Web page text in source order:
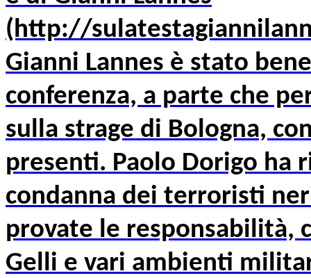
(http://
Gianni Lannes è stato
conferenza, a parte che
sulla strage di Bologna,
presenti. Paolo Dorigo ha
condanna dei terroristi
provate le responsabilità,
Gelli e vari ambienti